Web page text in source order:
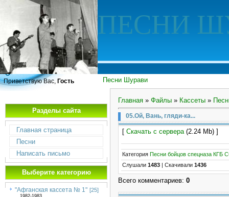
ПЕСНИ
Песни Шурави
Приветствую Вас, Гость
Разделы сайта
Главная страница
Песни
Написать письмо
Выберите категорию
"Афганская кассета № 1" [25]
1982-1983
Главная » Файлы » Кассеты »
05.Ой, Вань, гляди-ка...
[ Скачать с сервера(2.24 Mb) ]
Категория Песни бойцов спецназа КГБ
Слушали 1483 Скачивали 1436
Всего комментариев: 0